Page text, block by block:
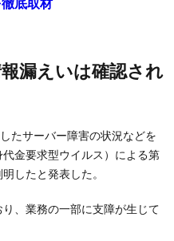
たサーバー障害の状況などを
金要求型ウイルス）による第
したと発表した。
、業務の一部に支障が生じて